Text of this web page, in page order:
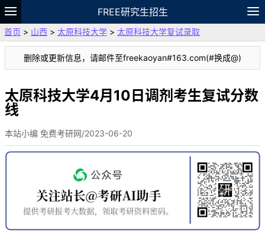
FREE研究生招生
题库
故事 专题 APP 笔记
论坛
VIP
资料
首页 > 山西 > 太原科技大学 > 太原科技大学复试录取
删除或更新信息，请邮件至freekaoyan#163.com(#换成@)
太原科技大学4月10日调剂考生复试分数
线
本站小编 免费考研网/2023-06-20